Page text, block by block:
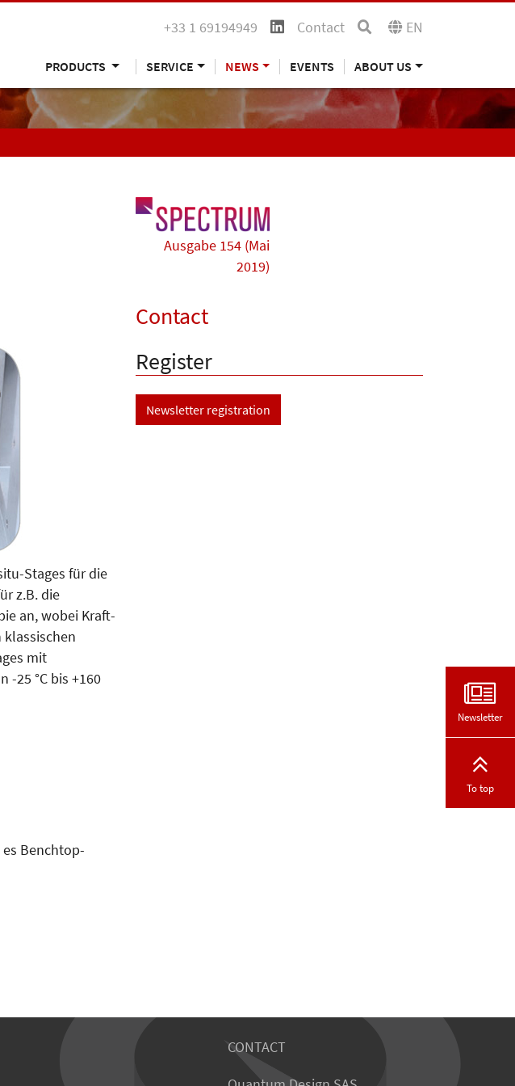
+33 1 69194949 Contact EN
PRODUCTS SERVICE NEWS EVENTS ABOUT US
Ausgabe 154 (Mai
2019)
Stages für die
z.B. die
an, wobei Kraft­
klassischen
mit
25 °C bis +160
Benchtop-
Contact
Register
Newsletter registration
CONTACT
Newsletter
To top